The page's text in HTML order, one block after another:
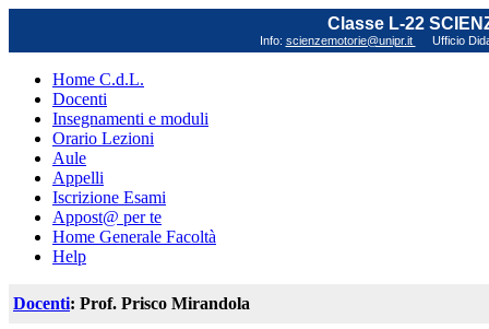
Classe L-22
Info: scienzemotorie@unipr.it Ufficio
Home C.d.L.
Docenti
Insegnamenti e moduli
Orario Lezioni
Aule
Appelli
Iscrizione Esami
Appost@ per te
Home Generale Facoltà
Help
Docenti: Prof. Prisco Mirandola